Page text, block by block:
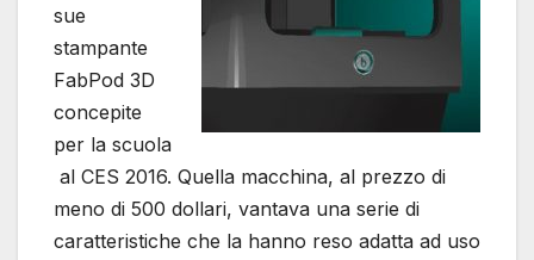
sue
stampante
FabPod 3D
concepite
per la scuola
al CES 2016. Quella macchina, al prezzo di
meno di 500 dollari, vantava una serie di
caratteristiche che la hanno reso adatta ad uso